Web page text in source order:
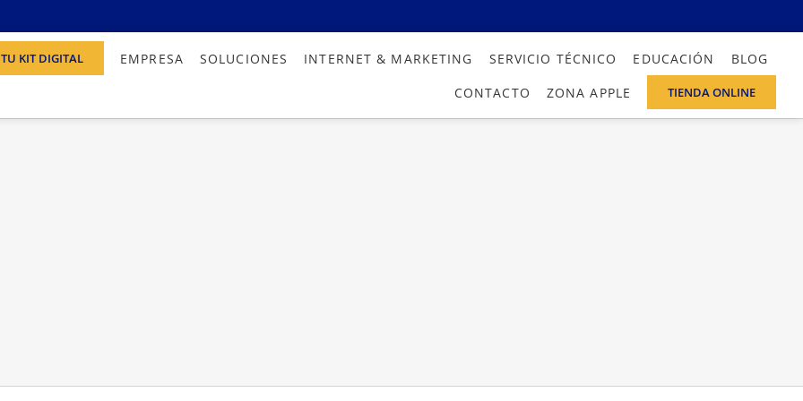
KIT DIGITAL EMPRESA SOLUCIONES INTERNET & MARKETING SERVICIO TÉCNICO EDUCACIÓN
BLOG
CONTACTO
ZONA APPLE TIENDA ONLINE